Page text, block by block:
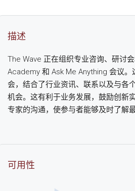
描述
The Wave 正在组织专业咨询、研讨
Academy 和 Ask Me Anything 会议
会，结合了行业资讯、联系以及与各
机会。这有利于业务发展，鼓励创新
专家的沟通，使参与者能够及时了解
可用性